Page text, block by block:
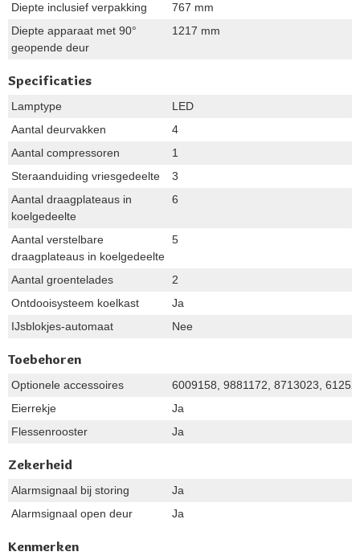
Diepte inclusief verpakking
767 mm
Diepte apparaat met 90°
geopende deur
1217 mm
Specificaties
Lamptype
LED
Aantal deurvakken
4
Aantal compressoren
1
Steraanduiding vriesgedeelte
3
Aantal draagplateaus in
koelgedeelte
6
Aantal verstelbare
draagplateaus in koelgedeelte
5
Aantal groentelades
2
Ontdooisysteem koelkast
Ja
IJsblokjes-automaat
Nee
Toebehoren
Optionele accessoires
6009158, 9881172, 8713023,
Eierrekje
Ja
Flessenrooster
Ja
Zekerheid
Alarmsignaal bij storing
Ja
Alarmsignaal open deur
Ja
Kenmerken